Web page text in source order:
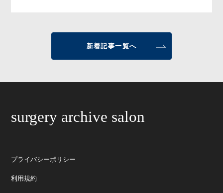
新着記事一覧へ
surgery archive salon
プライバシーポリシー
利用規約